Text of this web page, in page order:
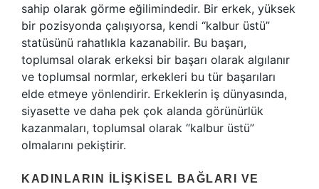
sahip olarak görme eğilimindedir. Bir erkek, yüksek
bir pozisyonda çalışıyorsa, kendi “kalbur üstü”
statüsünü rahatlıkla kazanabilir. Bu başarı,
toplumsal olarak erkeksi bir başarı olarak algılanır
ve toplumsal normlar, erkekleri bu tür başarıları
elde etmeye yönlendirir. Erkeklerin iş dünyasında,
siyasette ve daha pek çok alanda görünürlük
kazanmaları, toplumsal olarak “kalbur üstü”
olmalarını pekiştirir.
KADINLARIN İLIŞKISEL BAĞLARI VE